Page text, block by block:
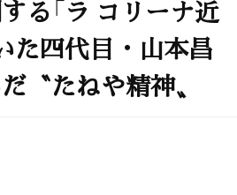
る「ラ コリーナ近
た四代目・山本昌
〝たねや精神〟